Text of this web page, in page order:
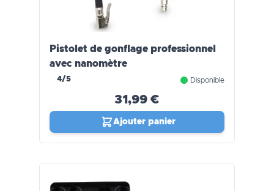
Pistolet de gonflage professionnel
avec nanomètre
4/5 Disponible
31,99 €
Ajouter panier